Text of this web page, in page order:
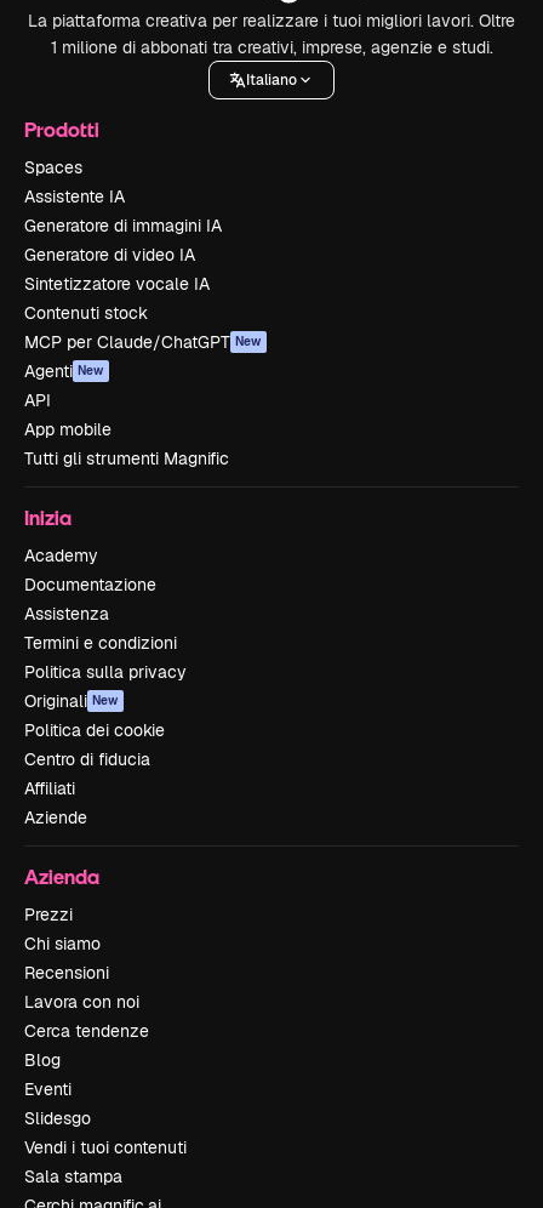
La piattaforma creativa per realizzare i tuoi migliori lavori. Oltre
1 milione di abbonati tra creativi, imprese, agenzie e studi.
Italiano
Prodotti
Spaces
Assistente IA
Generatore di immagini IA
Generatore di video IA
Sintetizzatore vocale IA
Contenuti stock
MCP per Claude/ChatGPT New
Agenti New
API
App mobile
Tutti gli strumenti Magnific
Inizia
Academy
Documentazione
Assistenza
Termini e condizioni
Politica sulla privacy
Originali New
Politica dei cookie
Centro di fiducia
Affiliati
Aziende
Azienda
Prezzi
Chi siamo
Recensioni
Lavora con noi
Cerca tendenze
Blog
Eventi
Slidesgo
Vendi i tuoi contenuti
Sala stampa